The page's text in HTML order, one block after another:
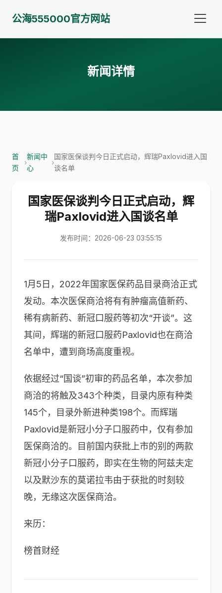
公海555000官方网站
新闻详情
首
页
›
新闻中
心
›
国家医保谈判今日正式启动，辉瑞Paxlovid进入国
谈名单
国家医保谈判今日正式启动，辉
瑞Paxlovid进入国谈名单
发布时间：2026-06-23 03:55:15
1月5日，2022年国家医保药品目录商洽正式
发动。本次医保商洽将有有肿瘤高值新药、
稀有病新药、新冠口服药等初次“开谈”。这
其间， 辉瑞的新冠口服药Paxlovid也在商洽
名单中，遭到商场高度重视。
依据经过“国谈”初审的药品名单，本次参加
商洽的将触及343个种类，目录内原有种类
145个，目录外新进种类198个。而辉瑞
Paxlovid是新冠小分子口服药中，仅有参加
医保商洽的。目前国内获批上市的别的两款
新冠小分子口服药，即实在生物的阿兹夫定
以及默沙东的莫诺拉韦由于获批的时刻较
晚，无缘这次医保商洽。
来历：
榜首财经